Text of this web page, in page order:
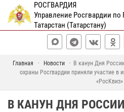
РОСГВАРДИЯ
Управление Росгвардии по
Татарстан (Татарстану)
Главная Новости
В канун Дня
охраны Росгвардии приняли участие в
«PocKвиз»
В КАНУН ДНЯ